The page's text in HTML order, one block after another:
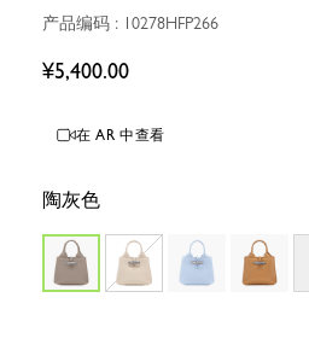
产品编码 : 10278HFP266
¥5,400.00
在 AR 中查看
陶灰色